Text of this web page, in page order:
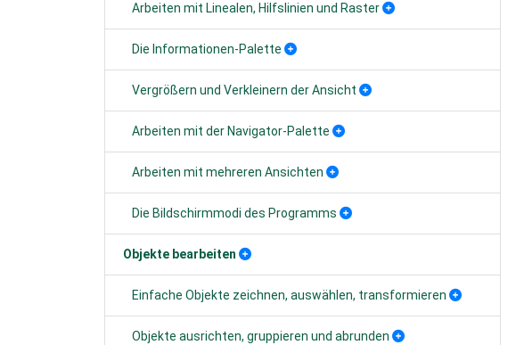
Arbeiten mit Linealen, Hilfslinien und Raster
Die Informationen-Palette
Vergrößern und Verkleinern der Ansicht
Arbeiten mit der Navigator-Palette
Arbeiten mit mehreren Ansichten
Die Bildschirmmodi des Programms
Objekte bearbeiten
Einfache Objekte zeichnen, auswählen, transformieren
Objekte ausrichten, gruppieren und abrunden